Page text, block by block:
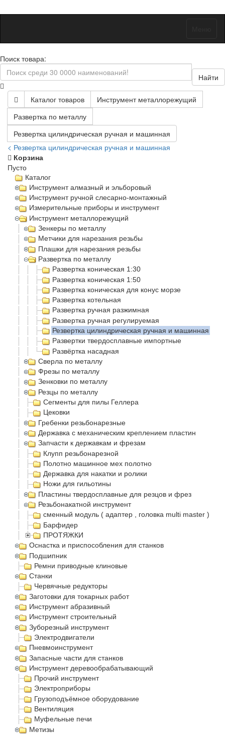
Поиск товара:
Найти
Каталог товаров
Инструмент металлорежущий
Развертка по металлу
Резвертка цилиндрическая ручная и машинная
< Резвертка цилиндрическая ручная и машинная
Корзина
Пусто
Каталог
Инструмент алмазный и эльборовый
Инструмент ручной слесарно-монтажный
Измерительные приборы и инструмент
Инструмент металлорежущий
Зенкеры по металлу
Метчики для нарезания резьбы
Плашки для нарезания резьбы
Развертка по металлу
Развертка коническая 1:30
Развертка коническая 1:50
Развертка коническая для конус морзе
Развертка котельная
Развертка ручная разжимная
Развертка ручная регулируемая
Резвертка цилиндрическая ручная и машинная
Развертки твердосплавные импортные
Развëртка насадная
Сверла по металлу
Фрезы по металлу
Зенковки по металлу
Резцы по металлу
Сегменты для пилы Геллера
Цековки
Гребенки резьбонарезные
Державка с механическим креплением пластин
Запчасти к державкам и фрезам
Клупп резьбонарезной
Полотно машинное мех полотно
Державка для накатки и ролики
Ножи для гильотины
Пластины твердосплавные для резцов и фрез
Резьбонакатной инструмент
сменный модуль ( адаптер , головка multi master )
Барфидер
ПРОТЯЖКИ
Оснастка и приспособления для станков
Подшипник
Ремни приводные клиновые
Станки
Червячные редукторы
Заготовки для токарных работ
Инструмент абразивный
Инструмент строительный
Зуборезный инструмент
Электродвигатели
Пневмоинструмент
Запасные части для станков
Инструмент деревообрабатывающий
Прочий инструмент
Электроприборы
Грузоподъёмное оборудование
Вентиляция
Муфельные печи
Метизы